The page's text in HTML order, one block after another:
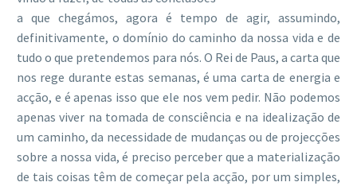
a que chegámos, agora é tempo de agir, assumindo,
definitivamente, o domínio do caminho da nossa vida e de
tudo o que pretendemos para nós. O Rei de Paus, a carta que
nos rege durante estas semanas, é uma carta de energia e
acção, e é apenas isso que ele nos vem pedir. Não podemos
apenas viver na tomada de consciência e na idealização de
um caminho, da necessidade de mudanças ou de projecções
sobre a nossa vida, é preciso perceber que a materialização
de tais coisas têm de começar pela acção, por um simples,